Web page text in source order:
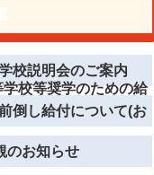
校説明会のご案内
校等奨学のための給
倒し給付について(お
のお知らせ